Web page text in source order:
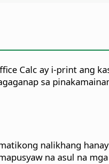
Calc ay i-print ang
sa
nalikhang
na asul na